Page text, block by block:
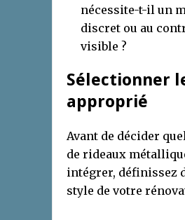
nécessite-t-il un
discret ou au
visible ?
Sélectionner
approprié
Avant de décider
de rideaux
intégrer, définissez
style de votre